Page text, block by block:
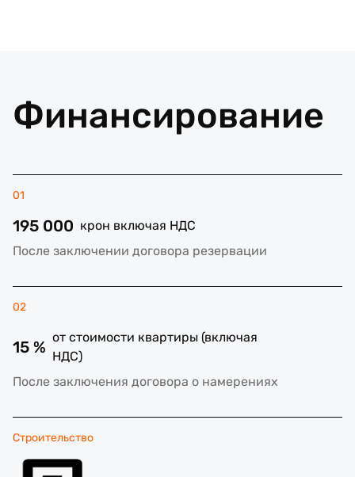
Финансирование
01
195 000 крон включая НДС
После заключении договора резервации
02
15 %
от стоимости квартиры (включая
НДС)
После заключения договора о намерениях
Строительство